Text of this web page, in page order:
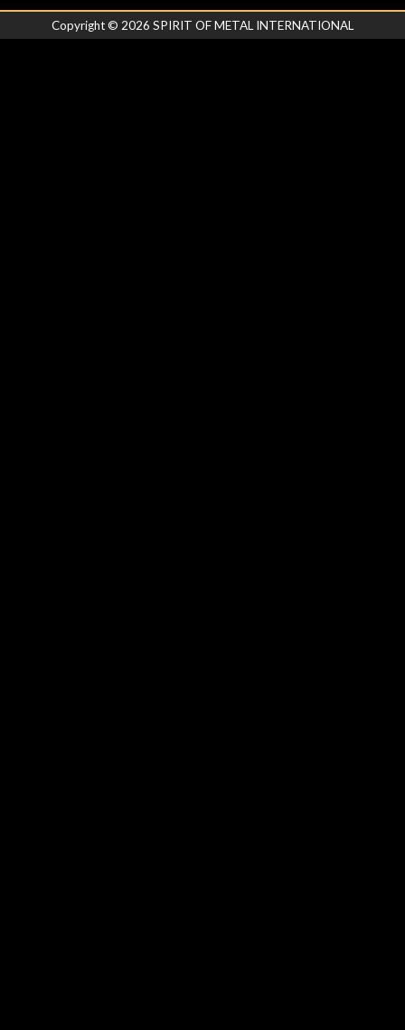
Copyright © 2026 SPIRIT OF METAL INTERNATIONAL